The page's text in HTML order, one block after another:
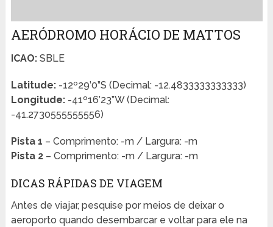
AERÓDROMO HORÁCIO DE MATTOS
ICAO:SBLE
Latitude:-12º29’0”S (Decimal: -12.4833333333333)
Longitude:-41º16’23”W (Decimal:
-41.2730555555556)
Pista 1 – Comprimento: -m / Largura: -m
Pista 2– Comprimento: -m / Largura: -m
DICAS RÁPIDAS DE VIAGEM
Antes de viajar, pesquise por meios de deixar o
aeroporto quando desembarcar e voltar para ele na